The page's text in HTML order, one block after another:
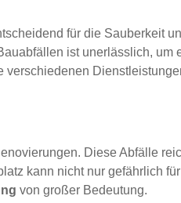
für die Sauberkeit
ist unerlässlich, um
Diese Abfälle
kann nicht nur gefährlich
von großer Bedeutung.